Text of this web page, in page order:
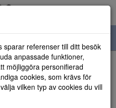
sparar referenser till ditt besök
anpassade funktioner,
möjliggöra personifierad
cookies, som krävs för
vilken typ av cookies du vill